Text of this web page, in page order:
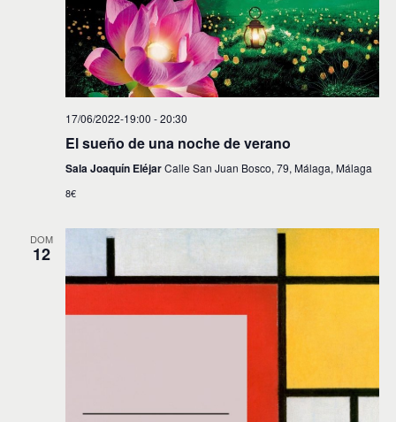
17/06/2022-19:00 -20:30
El sueño de una noche de verano
Sala Joaquín EléjarCalle San Juan Bosco, 79, Málaga, Málaga
8€
DOM
12